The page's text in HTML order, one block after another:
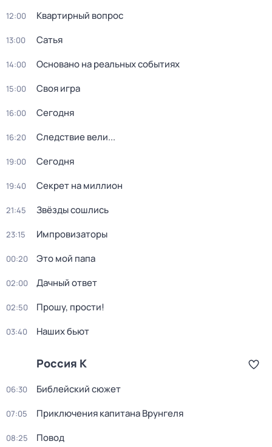
12:00 Квартирный вопрос
13:00 Сатья
14:00 Основано на реальных событиях
15:00 Своя игра
16:00 Сегодня
16:20 Следствие вели...
19:00 Сегодня
19:40 Секрет на миллион
21:45 Звёзды сошлись
23:15 Импровизаторы
00:20 Это мой папа
02:00 Дачный ответ
02:50 Прошу, прости!
03:40 Наших бьют
Россия К
06:30 Библейский сюжет
07:05 Приключения капитана Врунгеля
08:25 Повод